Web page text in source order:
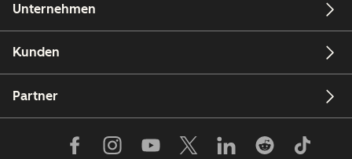
Unternehmen
Kunden
Partner